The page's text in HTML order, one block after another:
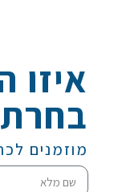
איזו
מוזמנים